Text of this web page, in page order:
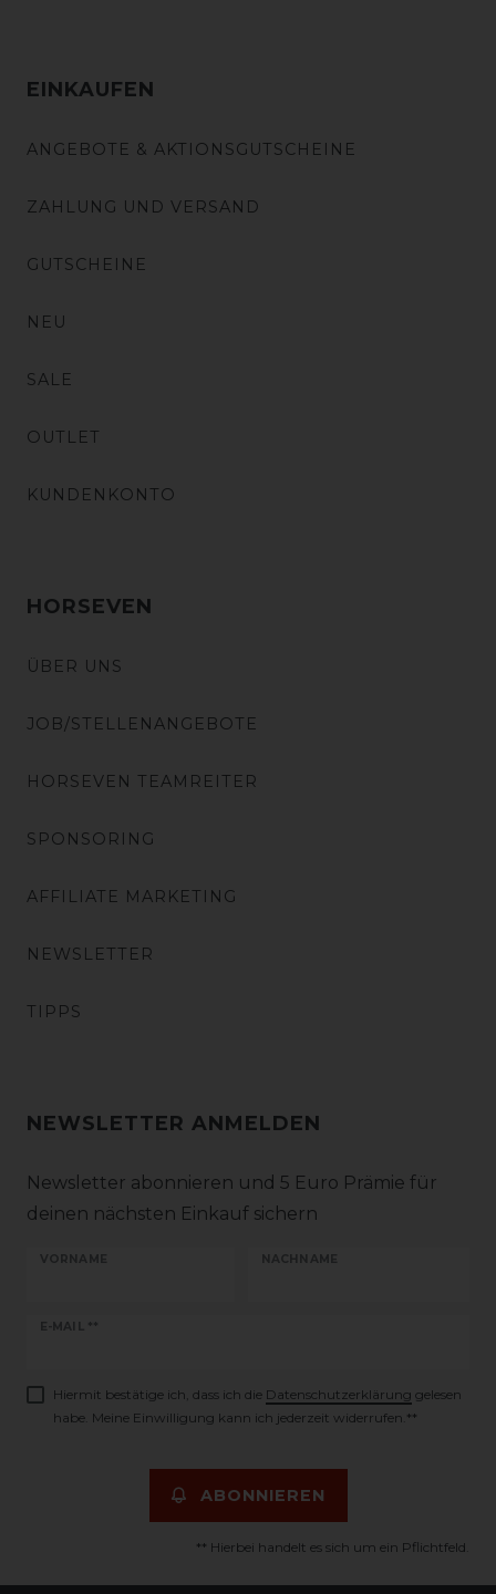
EINKAUFEN
ANGEBOTE & AKTIONSGUTSCHEINE
ZAHLUNG UND VERSAND
GUTSCHEINE
NEU
SALE
OUTLET
KUNDENKONTO
HORSEVEN
ÜBER UNS
JOB/STELLENANGEBOTE
HORSEVEN TEAMREITER
SPONSORING
AFFILIATE MARKETING
NEWSLETTER
TIPPS
NEWSLETTER ANMELDEN
Newsletter abonnieren und 5 Euro Prämie für
deinen nächsten Einkauf sichern
VORNAME NACHNAME
E-MAIL **
Newsletter
Hiermit bestätige ich, dass ich die Daten­schutz­erklärung gelesen
habe. Meine Einwilligung kann ich jederzeit widerrufen.**
ABONNIEREN
** Hierbei handelt es sich um ein Pflichtfeld.